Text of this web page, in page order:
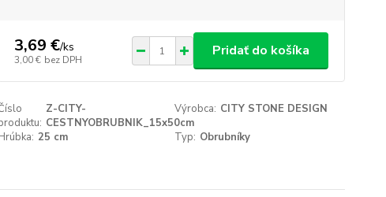
3,69 €/ks
3,00 € bez DPH
Pridať do košíka
Z-CITY-
CESTNYOBRUBNIK_15x50cm
Výrobca: CITY STONE DESIGN
25 cm Typ: Obrubníky